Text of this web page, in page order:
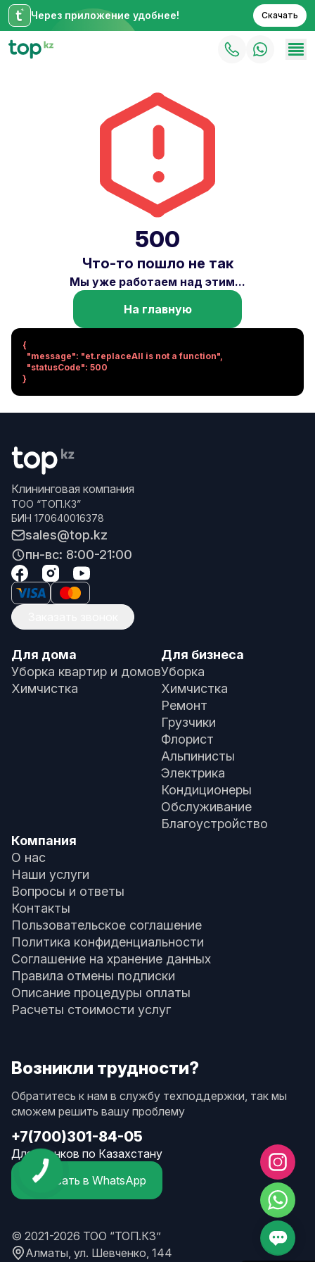
Через приложение удобнее! Скачать
500
Что-то пошло не так
Мы уже работаем над этим...
На главную
{
}
Клининговая компания
ТОО “ТОП.КЗ”
БИН 170640016378
sales@top.kz
пн-вс: 8:00-21:00
Для дома
Уборка квартир и домов
Химчистка
Для бизнеса
Уборка
Химчистка
Ремонт
Грузчики
Флорист
Альпинисты
Электрика
Кондиционеры
Обслуживание
Благоустройство
Компания
О нас
Наши услуги
Вопросы и ответы
Контакты
Пользовательское соглашение
Политика конфиденциальности
Соглашение на хранение данных
Правила отмены подписки
Описание процедуры оплаты
Расчеты стоимости услуг
Возникли трудности?
Обратитесь к нам в службу техподдержки, так мы
сможем решить вашу проблему
+7(700)301-84-05
Для звонков по Казахстану
Написать в WhatsApp
© 2021-2026 ТОО “ТОП.КЗ”
Алматы, ул. Шевченко, 144